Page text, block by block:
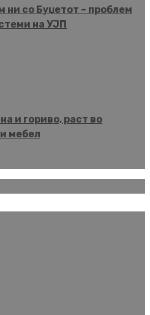
ни со Буџетот – проблем
на УЈП
и гориво, раст во
мебел